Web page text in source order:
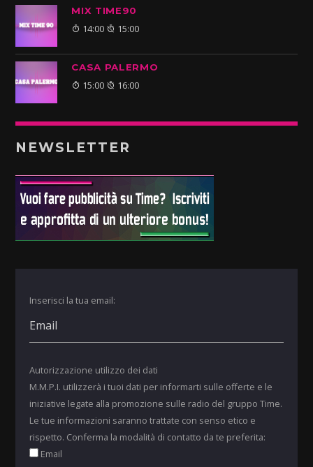
MIX TIME90
14:00 15:00
CASA PALERMO
15:00 16:00
NEWSLETTER
Inserisci la tua email:
Autorizzazione utilizzo dei dati
M.M.P.I. utilizzerà i tuoi dati per informarti sulle offerte e le
iniziative legate alla promozione sulle radio del gruppo Time.
Le tue informazioni saranno trattate con senso etico e
rispetto. Conferma la modalità di contatto da te preferita:
Email